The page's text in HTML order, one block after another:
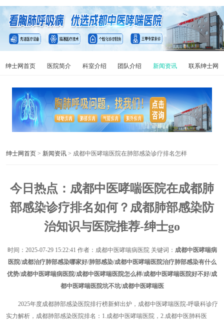
绅士网首页 医院简介 科室介绍 团队介绍 新闻资讯 联系绅士网
绅士网首页 > 新闻资讯 > 成都中医哮喘医院在肺部感染诊疗排名怎样
今日热点：成都中医哮喘医院在成都肺
部感染诊疗排名如何？成都肺部感染防
治知识与医院推荐-绅士go
时间： 2025-07-29 15:22:41 作者：成都中医哮喘病医院 关键词： 成都中医哮喘病
医院/成都治疗肺部感染哪家好/肺部感染/成都中医哮喘医院治疗肺部感染有什么
优势/成都中医哮喘病医院/成都中医哮喘医院怎么样/成都中医哮喘医院好不好/成
都中医哮喘医院坑不坑/成都中医哮喘医
2025年度成都肺部感染医院排行榜新鲜出炉，成都中医哮喘医院-呼吸科诊疗
实力解析，成都肺部感染医院排名：1.成都中医哮喘医院，2.成都中医肺科医